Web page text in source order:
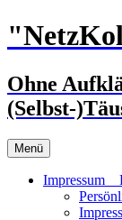
Zum
Inhalt
Ohne
(Selbst-
Menü
Impressum _